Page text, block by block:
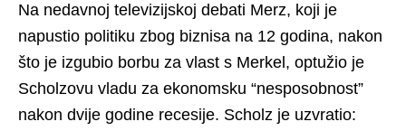
Na nedavnoj televizijskoj debati Merz, koji je
napustio politiku zbog biznisa na 12 godina, nakon
što je izgubio borbu za vlast s Merkel, optužio je
Scholzovu vladu za ekonomsku “nesposobnost”
nakon dvije godine recesije. Scholz je uzvratio: